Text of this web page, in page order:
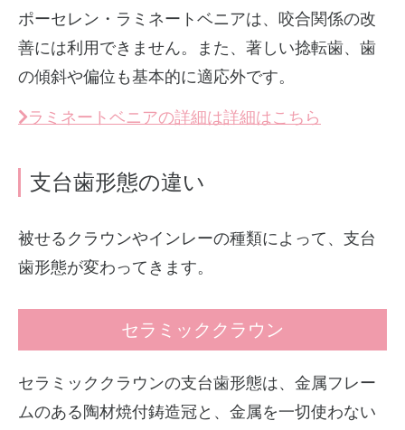
ポーセレン・ラミネートベニアは、咬合関係の改
善には利用できません。また、著しい捻転歯、歯
の傾斜や偏位も基本的に適応外です。
ラミネートベニアの詳細は詳細はこちら
支台歯形態の違い
被せるクラウンやインレーの種類によって、支台
歯形態が変わってきます。
セラミッククラウン
セラミッククラウンの支台歯形態は、金属フレー
ムのある陶材焼付鋳造冠と、金属を一切使わない